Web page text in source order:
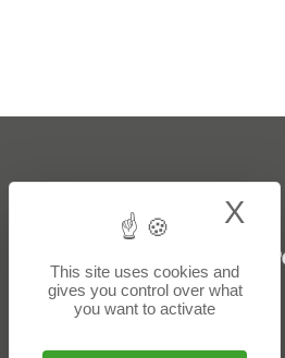
This site uses cookies and
gives you control over what
you want to activate
X